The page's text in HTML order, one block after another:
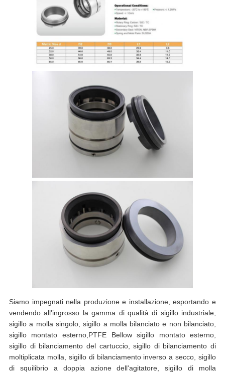
Siamo impegnati nella produzione e installazione, esportando e
vendendo all'ingrosso la gamma di qualità di sigillo industriale,
sigillo a molla singolo, sigillo a molla bilanciato e non bilanciato,
sigillo montato esterno,PTFE Bellow sigillo montato esterno,
sigillo di bilanciamento del cartuccio, sigillo di bilanciamento di
moltiplicata molla, sigillo di bilanciamento inverso a secco, sigillo
di squilibrio a doppia azione dell'agitatore, sigillo di molla